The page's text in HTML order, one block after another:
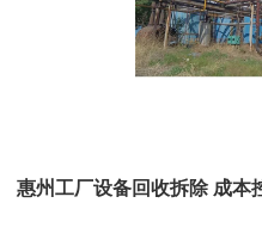
惠州工厂设备回收拆除 成本